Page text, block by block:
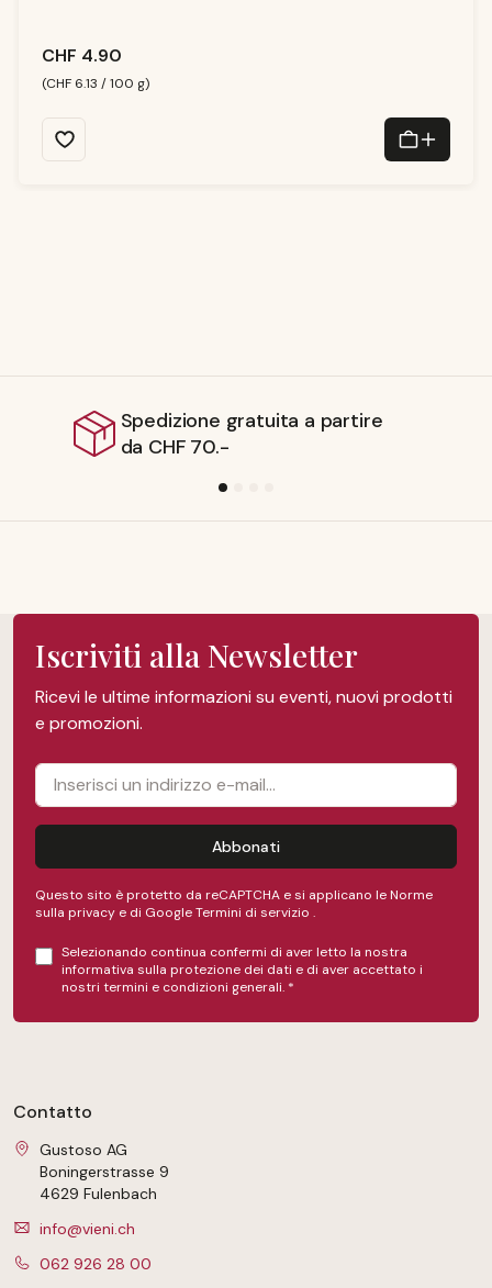
CHF 4.90
(CHF 6.13 / 100 g)
gratuita a partire
70.-
Iscriviti alla Newsletter
Ricevi le ultime informazioni su eventi, nuovi prodotti
e promozioni.
Abbonati
Questo sito è protetto da reCAPTCHA e si applicano le Norme
sulla privacy e di GoogleTermini di servizio .
Selezionando continua confermi di aver letto la nostra
informativa sulla protezione dei dati e di aver accettato i
nostri termini e condizioni generali. *
Contatto
Gustoso AG
Boningerstrasse 9
4629 Fulenbach
info@vieni.ch
062 926 28 00